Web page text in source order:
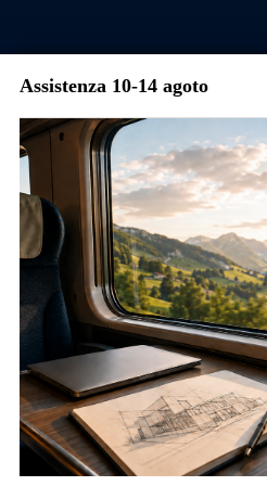
Menu
Avvisi e
Aggiornamento Diritti
l'anno 2026
ottobre 23, 2025 |
Con deliberazione n.129 del
Comunale sono stati
Assistenza 10-14 agoto